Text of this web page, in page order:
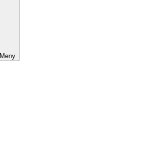
Meny